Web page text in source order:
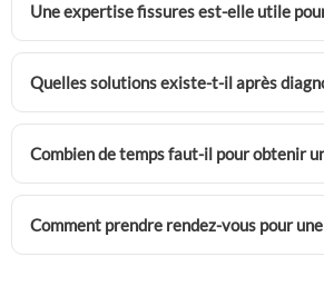
Une expertise fissures est-elle utile pour
Quelles solutions existe-t-il après
Combien de temps faut-il pour obtenir
Comment prendre rendez-vous pour